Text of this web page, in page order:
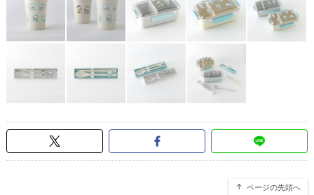
ページの先頭へ